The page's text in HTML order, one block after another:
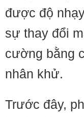
được độ
sự thay đổi
cường bằng
nhân khử.
Trước đây,